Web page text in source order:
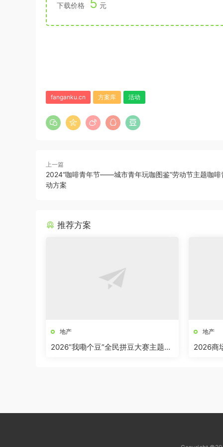
下载价格 元
fanganku.cn 方案库 活动
上一篇
2024“咖啡青年节——城市青年玩咖图鉴”劳动节主题咖啡
动方案
推荐方案
地产
2026“我嘞个豆”全民拼豆大赛主题活
地产
2026商